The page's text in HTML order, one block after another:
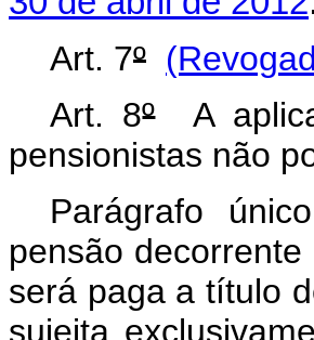
Art. 7º
Art. 8ºA
pensionistas não
Parágrafo
pensão
será paga a título
sujeita